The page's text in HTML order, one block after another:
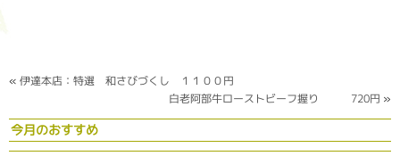
« 伊達本店：特選 和さびづくし １１００円
白老阿部牛ローストビーフ握り 720円 »
今月のおすすめ